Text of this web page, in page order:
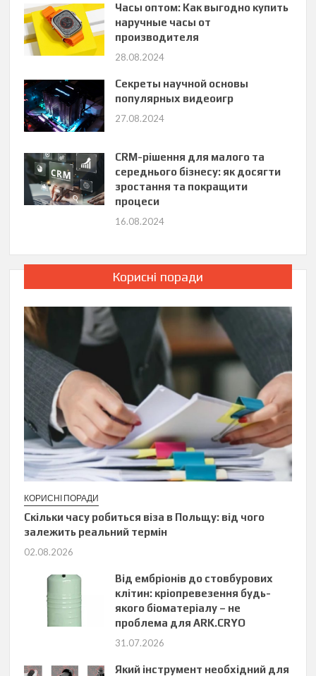
Часы оптом: Как выгодно купить
наручные часы от
производителя
28.08.2024
Секреты научной основы
популярных видеоигр
27.08.2024
CRM-рішення для малого та
середнього бізнесу: як досягти
зростання та покращити
процеси
16.08.2024
Корисні поради
КОРИСНІ ПОРАДИ
Скільки часу робиться віза в Польщу: від чого
залежить реальний термін
02.08.2026
Від ембріонів до стовбурових
клітин: кріопревезення будь-
якого біоматеріалу – не
проблема для ARK.CRYO
31.07.2026
Який інструмент необхідний для